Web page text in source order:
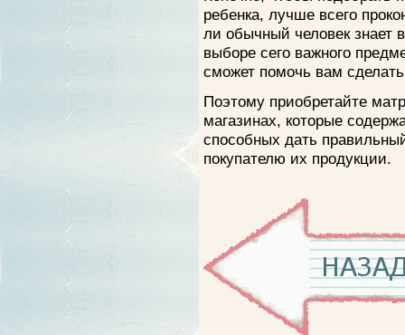
ребенка, лучше всего
ли обычный человек знает
выборе сего важного
сможет помочь вам
Поэтому приобретайте
магазинах, которые
способных дать
покупателю их продукции.